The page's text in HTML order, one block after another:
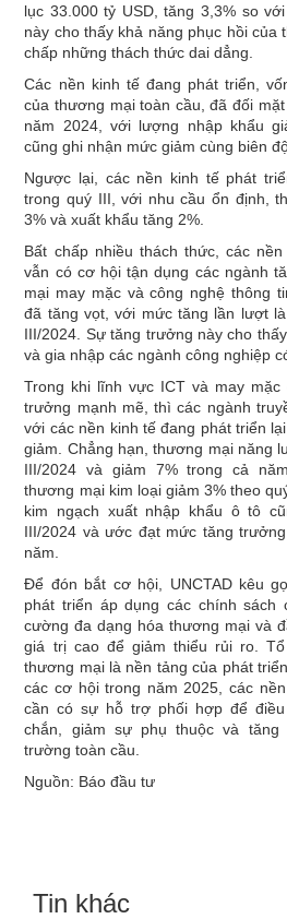
lục 33.000 tỷ USD, tăng 3,3% so
này cho thấy khả năng phục hồi của
chấp những thách thức dai dẳng.
Các nền kinh tế đang phát triển,
của thương mại toàn cầu, đã đối
năm 2024, với lượng nhập khẩu
cũng ghi nhận mức giảm cùng biên
Ngược lại, các nền kinh tế phát
trong quý III, với nhu cầu ổn định,
3% và xuất khẩu tăng 2%.
Bất chấp nhiều thách thức, các
vẫn có cơ hội tận dụng các ngành
mại may mặc và công nghệ thông
đã tăng vọt, với mức tăng lần lượt
III/2024. Sự tăng trưởng này cho
và gia nhập các ngành công nghiệp
Trong khi lĩnh vực ICT và may
trưởng mạnh mẽ, thì các ngành
với các nền kinh tế đang phát triển
giảm. Chẳng hạn, thương mại năng
III/2024 và giảm 7% trong cả
thương mại kim loại giảm 3% theo
kim ngạch xuất nhập khẩu ô tô
III/2024 và ước đạt mức tăng
năm.
Để đón bắt cơ hội, UNCTAD kêu
phát triển áp dụng các chính sách
cường đa dạng hóa thương mại và
giá trị cao để giảm thiểu rủi ro. Tổ
thương mại là nền tảng của phát
các cơ hội trong năm 2025, các
cần có sự hỗ trợ phối hợp để
chắn, giảm sự phụ thuộc và
trường toàn cầu.
Nguồn: Báo đầu tư
Tin khác